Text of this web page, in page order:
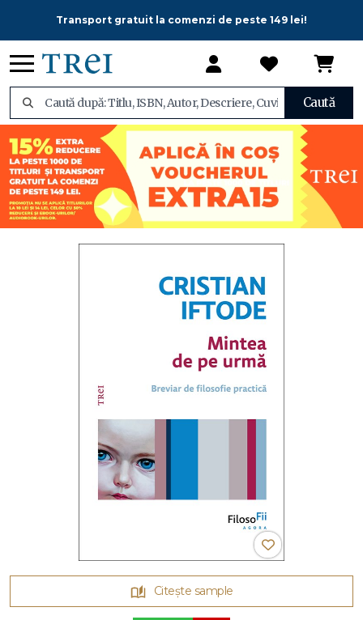
Transport gratuit la comenzi de peste 149 lei!
Caută
Citește sample